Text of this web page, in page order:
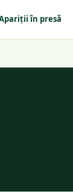
în presă